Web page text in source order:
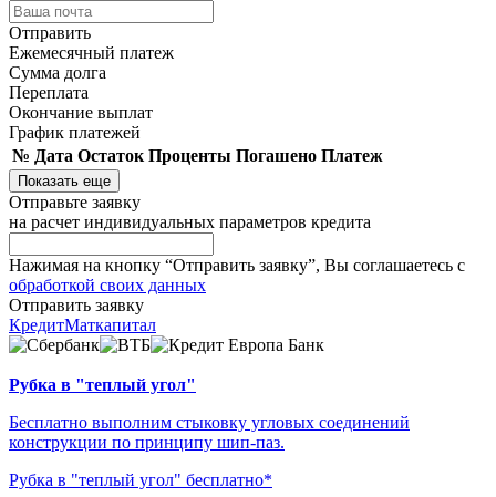
Отправить
Ежемесячный платеж
Сумма долга
Переплата
Окончание выплат
График платежей
№ Дата Остаток Проценты Погашено Платеж
Показать еще
Отправьте заявку
на расчет индивидуальных параметров кредита
Нажимая на кнопку “Отправить заявку”, Вы соглашаетесь с
обработкой своих данных
Отправить заявку
КредитМаткапитал
Рубка в "теплый угол"
Бесплатно выполним стыковку угловых соединений
конструкции по принципу шип-паз.
Рубка в "теплый угол" бесплатно*